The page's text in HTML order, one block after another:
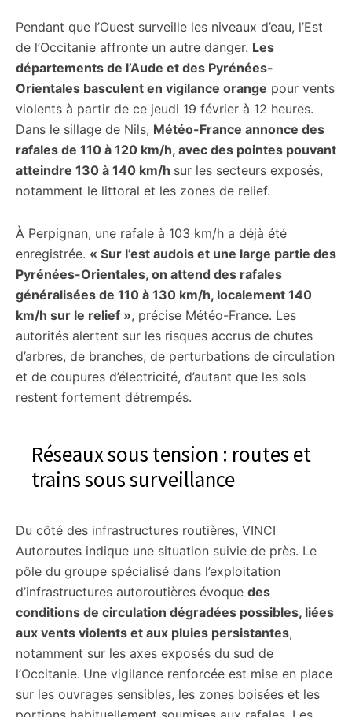
Pendant que l’Ouest surveille les niveaux d’eau, l’Est
de l’Occitanie affronte un autre danger. Les
départements de l’Aude et des Pyrénées-
Orientales basculent en vigilance orange pour vents
violents à partir de ce jeudi 19 février à 12 heures.
Dans le sillage de Nils, Météo-France annonce des
rafales de 110 à 120 km/h, avec des pointes pouvant
atteindre 130 à 140 km/h sur les secteurs exposés,
notamment le littoral et les zones de relief.
À Perpignan, une rafale à 103 km/h a déjà été
enregistrée. « Sur l’est audois et une large partie des
Pyrénées-Orientales, on attend des rafales
généralisées de 110 à 130 km/h, localement 140
km/h sur le relief », précise Météo-France. Les
autorités alertent sur les risques accrus de chutes
d’arbres, de branches, de perturbations de circulation
et de coupures d’électricité, d’autant que les sols
restent fortement détrempés.
Réseaux sous tension : routes et
trains sous surveillance
Du côté des infrastructures routières, VINCI
Autoroutes indique une situation suivie de près. Le
pôle du groupe spécialisé dans l’exploitation
d’infrastructures autoroutières évoque des
conditions de circulation dégradées possibles, liées
aux vents violents et aux pluies persistantes,
notamment sur les axes exposés du sud de
l’Occitanie. Une vigilance renforcée est mise en place
sur les ouvrages sensibles, les zones boisées et les